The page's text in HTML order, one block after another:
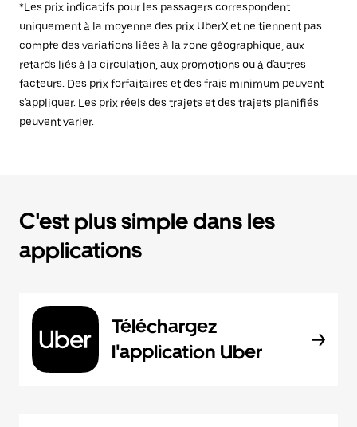
*Les prix indicatifs pour les passagers correspondent
uniquement à la moyenne des prix UberX et ne tiennent pas
compte des variations liées à la zone géographique, aux
retards liés à la circulation, aux promotions ou à d'autres
facteurs. Des prix forfaitaires et des frais minimum peuvent
s'appliquer. Les prix réels des trajets et des trajets planifiés
peuvent varier.
C'est plus simple dans les
applications
Téléchargez
l'application Uber